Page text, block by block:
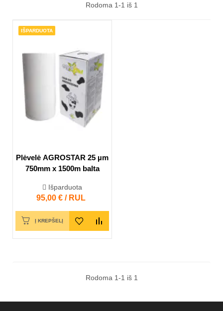
Rodoma 1-1 iš 1
IŠPARDUOTA
Plėvelė AGROSTAR 25 µm
750mm x 1500m balta
Išparduota
Kaina
95,00 € / RUL
Į KREPŠELĮ
Rodoma 1-1 iš 1